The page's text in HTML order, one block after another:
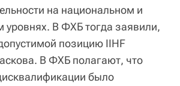
на национальном и
уровнях. В ФХБ тогда заявили,
позицию IIHF
В ФХБ полагают, что
было